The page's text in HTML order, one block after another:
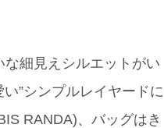
細見えシルエットがい
”シンプルレイヤードに
RANDA)、バッグはき